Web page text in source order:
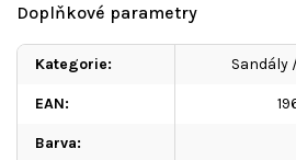
Doplňkové parametry
Kategorie: Sandály
EAN:
Barva: